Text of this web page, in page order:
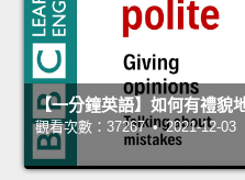
【一分鐘英語】如何有禮貌
觀看次數：37267 • 2021-12-03